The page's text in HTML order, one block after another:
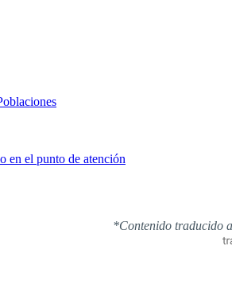
en el punto de atención
*Contenido traducido